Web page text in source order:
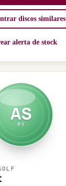
discos similares
alerta de stock
AS
PT